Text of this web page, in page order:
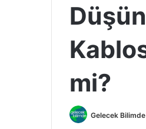
mi?
Gelecek Bilimde